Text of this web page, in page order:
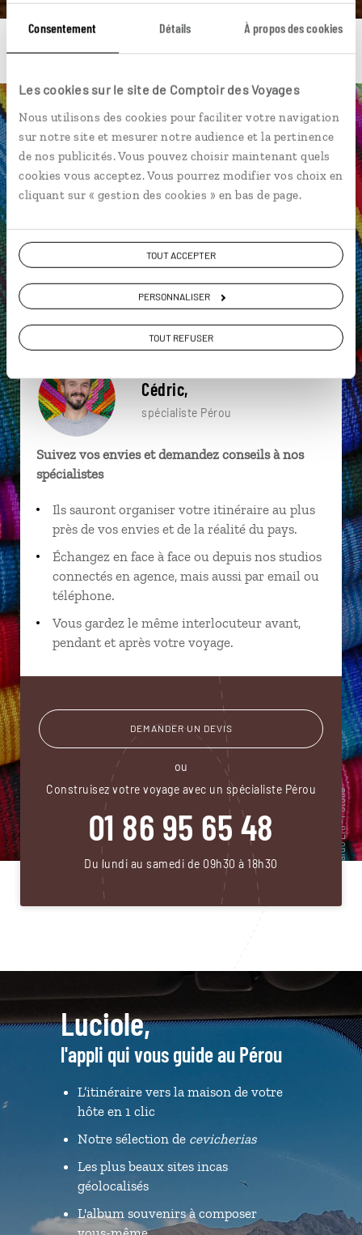
Consentement Détails À propos des cookies
Les cookies sur le site de Comptoir des Voyages
Nous utilisons des cookies pour faciliter votre navigation
sur notre site et mesurer notre audience et la pertinence
de nos publicités. Vous pouvez choisir maintenant quels
cookies vous acceptez. Vous pourrez modifier vos choix en
cliquant sur « gestion des cookies » en bas de page.
TOUT ACCEPTER
PERSONNALISER
TOUT REFUSER
Une envie de voyage
particulière ?
Altiplano Barranco Cuzco Andes
Chinchero
Cédric,
spécialiste Pérou
Suivez vos envies et demandez conseils à nos
spécialistes
Ils sauront organiser votre itinéraire au plus
près de vos envies et de la réalité du pays.
Échangez en face à face ou depuis nos studios
connectés en agence, mais aussi par email ou
téléphone.
Vous gardez le même interlocuteur avant,
pendant et après votre voyage.
DEMANDER UN DEVIS
ou
Construisez votre voyage avec un spécialiste Pérou
01 86 95 65 48
Du lundi au samedi de 09h30 à 18h30
Luciole,
l'appli qui vous guide au Pérou
L’itinéraire vers la maison de votre
hôte en 1 clic
Notre sélection de cevicherias
Les plus beaux sites incas
géolocalisés
L'album souvenirs à composer